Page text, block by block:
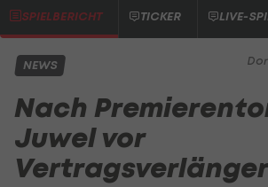
SPIELBERICHT TICKER LIVE-
NEWS
Nach
Juwel vor